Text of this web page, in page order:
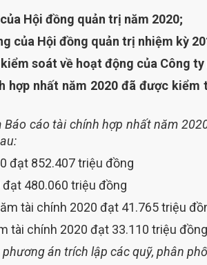
Hội đồng quản trị năm 2020;
của Hội đồng quản trị nhiệm kỳ
soát về hoạt động của Công ty
hợp nhất năm 2020 đã được
cáo tài chính hợp nhất năm
đạt 852.407 triệu đồng
480.060 triệu đồng
tài chính 2020 đạt 41.765 triệu
tài chính 2020 đạt 33.110 triệu đồng
án trích lập các quỹ, phân